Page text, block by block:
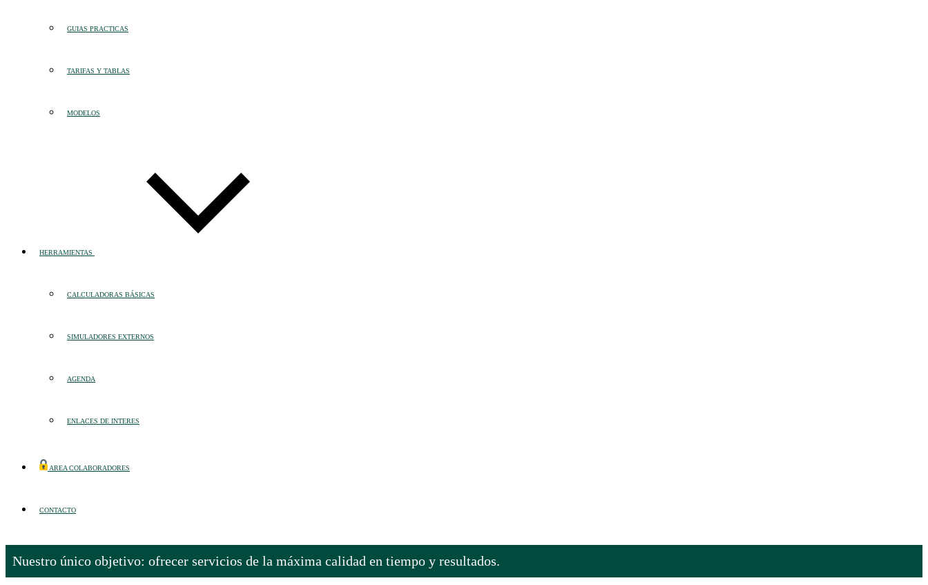
GUIAS PRACTICAS
TARIFAS Y TABLAS
MODELOS
HERRAMIENTAS
CALCULADORAS BÁSICAS
SIMULADORES EXTERNOS
AGENDA
ENLACES DE INTERES
AREA COLABORADORES
CONTACTO
Nuestro único objetivo: ofrecer servicios de la máxima calidad en tiempo y resultados.